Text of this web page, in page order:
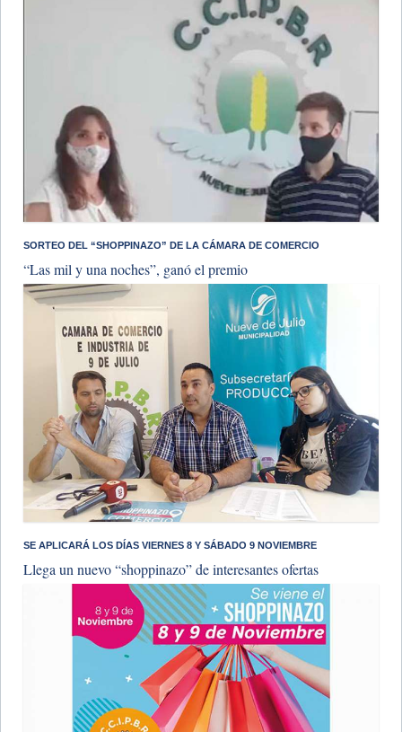
SORTEO DEL “SHOPPINAZO” DE LA CÁMARA DE COMERCIO
“Las mil y una noches”, ganó el premio
SE APLICARÁ LOS DÍAS VIERNES 8 Y SÁBADO 9 NOVIEMBRE
Llega un nuevo “shoppinazo” de interesantes ofertas